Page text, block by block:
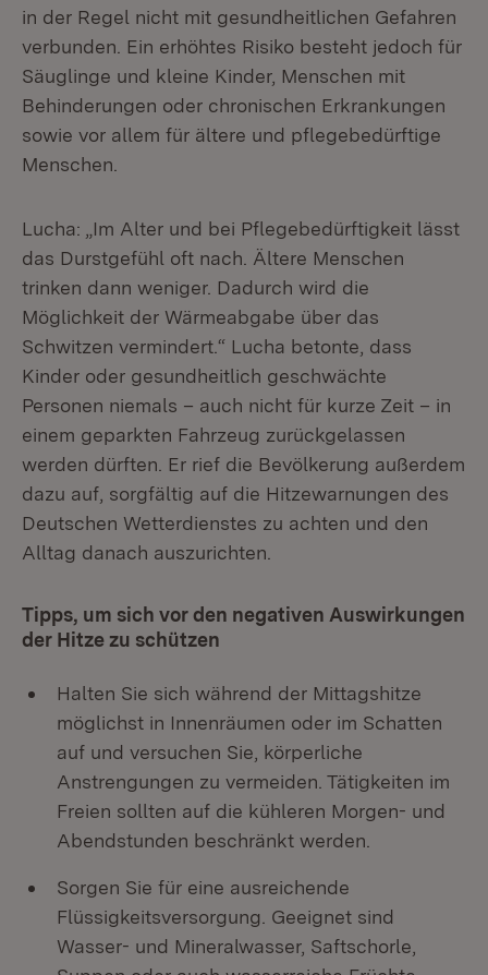
in der Regel nicht mit gesundheitlichen Gefahren
verbunden. Ein erhöhtes Risiko besteht jedoch für
Säuglinge und kleine Kinder, Menschen mit
Behinderungen oder chronischen Erkrankungen
sowie vor allem für ältere und pflegebedürftige
Menschen.
Lucha: „Im Alter und bei Pflegebedürftigkeit lässt
das Durstgefühl oft nach. Ältere Menschen
trinken dann weniger. Dadurch wird die
Möglichkeit der Wärmeabgabe über das
Schwitzen vermindert.“ Lucha betonte, dass
Kinder oder gesundheitlich geschwächte
Personen niemals – auch nicht für kurze Zeit – in
einem geparkten Fahrzeug zurückgelassen
werden dürften. Er rief die Bevölkerung außerdem
dazu auf, sorgfältig auf die Hitzewarnungen des
Deutschen Wetterdienstes zu achten und den
Alltag danach auszurichten.
Tipps, um sich vor den negativen Auswirkungen
der Hitze zu schützen
Halten Sie sich während der Mittagshitze
möglichst in Innenräumen oder im Schatten
auf und versuchen Sie, körperliche
Anstrengungen zu vermeiden. Tätigkeiten im
Freien sollten auf die kühleren Morgen- und
Abendstunden beschränkt werden.
Sorgen Sie für eine ausreichende
Flüssigkeitsversorgung. Geeignet sind
Wasser- und Mineralwasser, Saftschorle,